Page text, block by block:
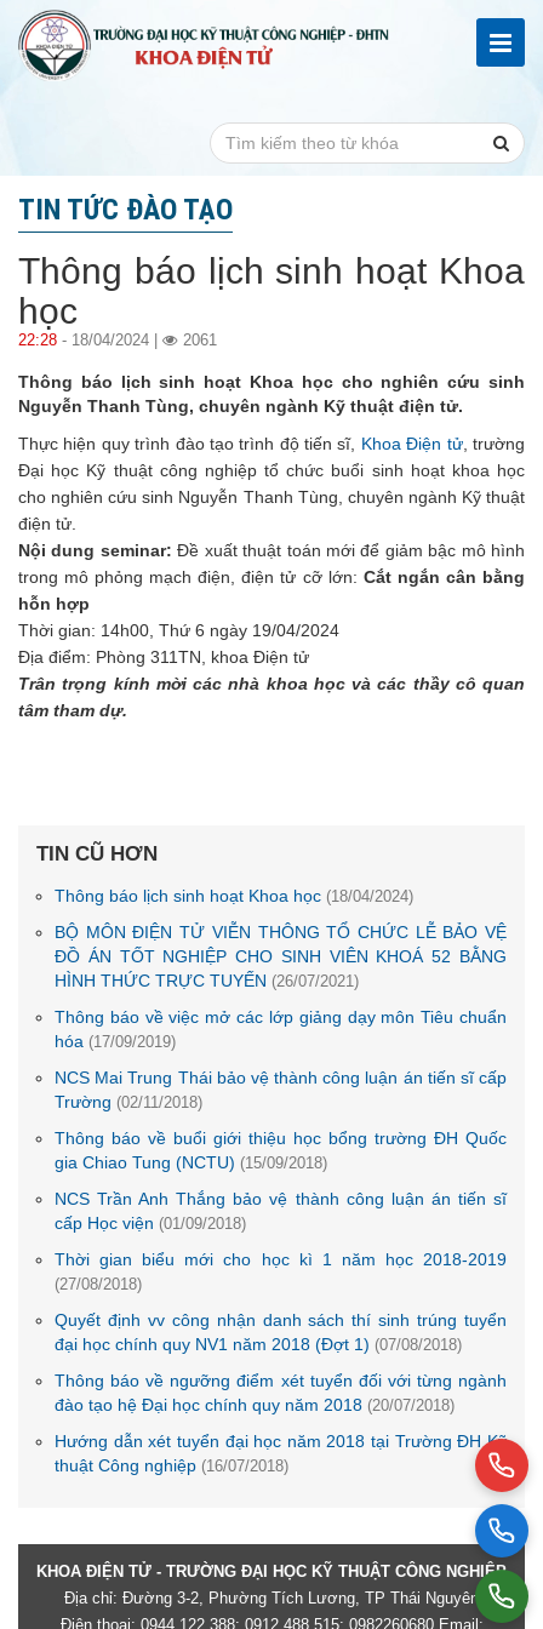
TIN TỨC ĐÀO TẠO
Thông báo lịch sinh hoạt Khoa
học
22:28 - 18/04/2024 | 2061
Thông báo lịch sinh hoạt Khoa học cho nghiên cứu sinh
Nguyễn Thanh Tùng, chuyên ngành Kỹ thuật điện tử.
Thực hiện quy trình đào tạo trình độ tiến sĩ, Khoa Điện tử, trường
Đại học Kỹ thuật công nghiệp tổ chức buổi sinh hoạt khoa học
cho nghiên cứu sinh Nguyễn Thanh Tùng, chuyên ngành Kỹ thuật
điện tử.
Nội dung seminar: Đề xuất thuật toán mới để giảm bậc mô hình
trong mô phỏng mạch điện, điện tử cỡ lớn: Cắt ngắn cân bằng
hỗn hợp
Thời gian: 14h00, Thứ 6 ngày 19/04/2024
Địa điểm: Phòng 311TN, khoa Điện tử
Trân trọng kính mời các nhà khoa học và các thầy cô quan
tâm tham dự.
TIN CŨ HƠN
Thông báo lịch sinh hoạt Khoa học (18/04/2024)
BỘ MÔN ĐIỆN TỬ VIỄN THÔNG TỔ CHỨC LỄ BẢO VỆ
ĐỒ ÁN TỐT NGHIỆP CHO SINH VIÊN KHOÁ 52 BẰNG
HÌNH THỨC TRỰC TUYẾN (26/07/2021)
Thông báo về việc mở các lớp giảng dạy môn Tiêu chuẩn
hóa (17/09/2019)
NCS Mai Trung Thái bảo vệ thành công luận án tiến sĩ cấp
Trường (02/11/2018)
Thông báo về buổi giới thiệu học bổng trường ĐH Quốc
gia Chiao Tung (NCTU) (15/09/2018)
NCS Trần Anh Thắng bảo vệ thành công luận án tiến sĩ
cấp Học viện (01/09/2018)
Thời gian biểu mới cho học kì 1 năm học 2018-2019
(27/08/2018)
Quyết định vv công nhận danh sách thí sinh trúng tuyển
đại học chính quy NV1 năm 2018 (Đợt 1) (07/08/2018)
Thông báo về ngưỡng điểm xét tuyển đối với từng ngành
đào tạo hệ Đại học chính quy năm 2018 (20/07/2018)
Hướng dẫn xét tuyển đại học năm 2018 tại Trường ĐH Kỹ
thuật Công nghiệp (16/07/2018)
KHOA ĐIỆN TỬ - TRƯỜNG ĐẠI HỌC KỸ THUẬT CÔNG NGHIỆP
Địa chỉ: Đường 3-2, Phường Tích Lương, TP Thái Nguyên
Điện thoại: 0944.122.388; 0912.488.515; 0982260680 Email: